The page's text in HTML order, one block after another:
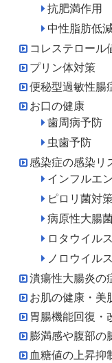
抗肥満作用
中性脂肪低
コレステロール
プリン体対策
便秘型過敏性腸
お口の健康
歯周病予防
虫歯予防
感染症の感染リ
インフルエ
ピロリ菌対
病原性大腸
ロタウイル
ノロウイル
潰瘍性大腸炎の
お肌の健康・美
胃腸機能回復・
膨満感や腹部の
血糖値の上昇抑